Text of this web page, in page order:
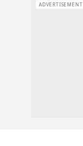
ADVERTISEMENT